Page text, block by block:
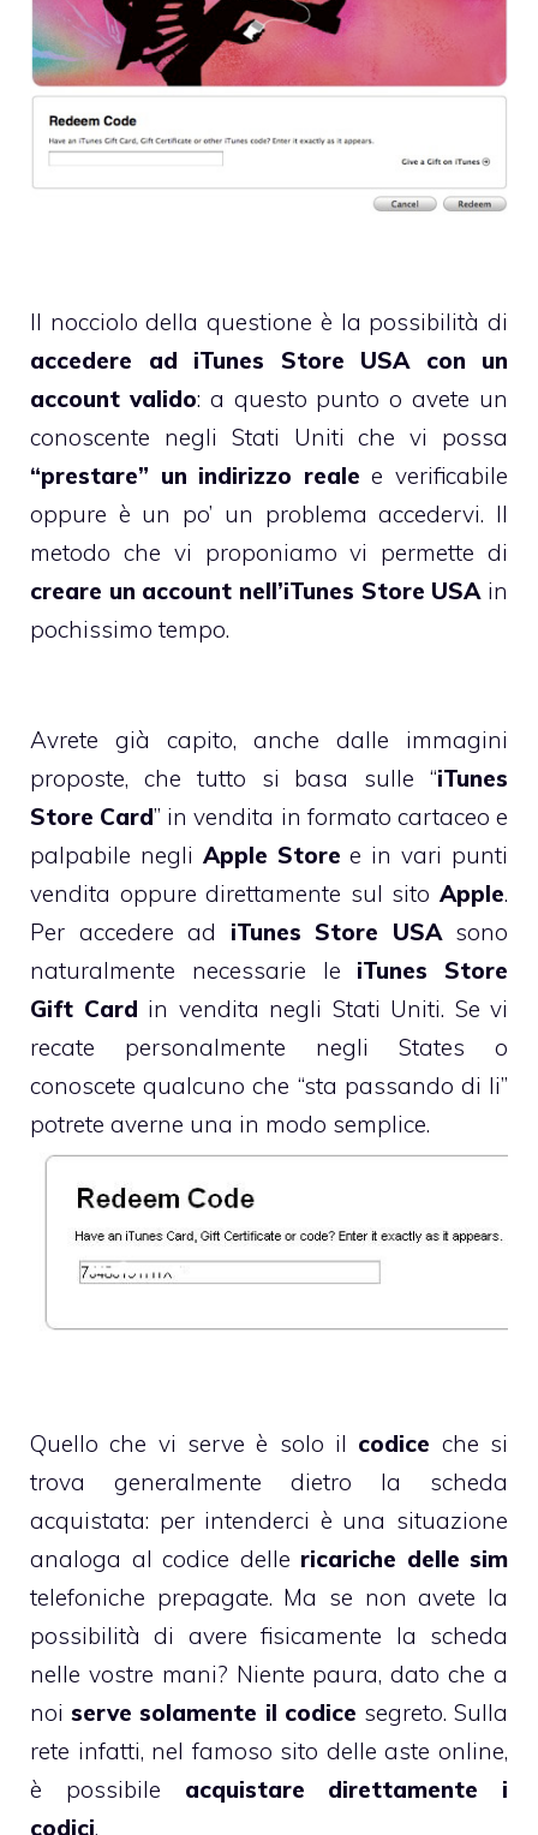
Il nocciolo della questione è la possibilità di
accedere ad iTunes Store USA con un
account valido: a questo punto o avete un
conoscente negli Stati Uniti che vi possa
“prestare” un indirizzo reale e verificabile
oppure è un po’ un problema accedervi. Il
metodo che vi proponiamo vi permette di
creare un account nell’iTunes Store USAin
pochissimo tempo.
Avrete già capito, anche dalle immagini
proposte, che tutto si basa sulle “iTunes
Store Card” in vendita in formato cartaceo e
palpabile negli Apple Storee in vari punti
vendita oppure direttamente sul sito Apple.
Per accedere ad iTunes Store USAsono
naturalmente necessarie le iTunes Store
Gift Card in vendita negli Stati Uniti. Se vi
recate personalmente negli States o
conoscete qualcuno che “sta passando di li”
potrete averne una in modo semplice.
Quello che vi serve è solo il codice che si
trova generalmente dietro la scheda
acquistata: per intenderci è una situazione
analoga al codice delle ricariche delle sim
telefoniche prepagate. Ma se non avete la
possibilità di avere fisicamente la scheda
nelle vostre mani? Niente paura, dato che a
noiserve solamente il codice segreto. Sulla
rete infatti, nel famoso sito delle aste online,
è possibile acquistare direttamente i
codici.